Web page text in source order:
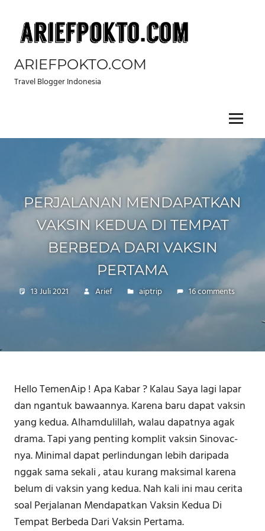
content
ARIEFPOKTO.COM
Travel Blogger Indonesia
Menu
PERJALANAN MENDAPATKAN
VAKSIN KEDUA DI TEMPAT
BERBEDA DARI VAKSIN
PERTAMA
13 Juli 2021 Arief aiptrip 16 comments
Hello TemenAip ! Apa Kabar ? Kalau Saya lagi lapar
dan ngantuk bawaannya. Karena baru dapat vaksin
yang kedua. Alhamdulillah, walau dapatnya agak
drama. Tapi yang penting komplit vaksin Sinovac-
nya. Minimal dapat perlindungan lebih daripada
nggak sama sekali , atau kurang maksimal karena
belum di vaksin yang kedua. Nah kali ini mau cerita
soal Perjalanan Mendapatkan Vaksin Kedua Di
Tempat Berbeda Dari Vaksin Pertama.